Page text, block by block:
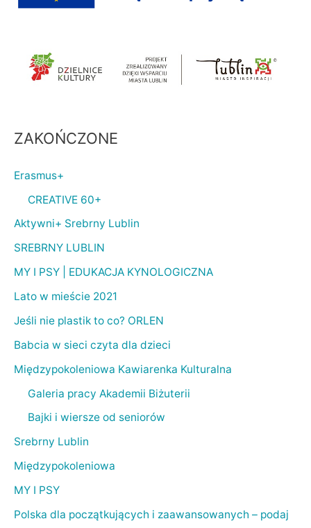
ZAKOŃCZONE
Erasmus+
CREATIVE 60+
Aktywni+ Srebrny Lublin
SREBRNY LUBLIN
MY I PSY | EDUKACJA KYNOLOGICZNA
Lato w mieście 2021
Jeśli nie plastik to co? ORLEN
Babcia w sieci czyta dla dzieci
Międzypokoleniowa Kawiarenka Kulturalna
Galeria pracy Akademii Biżuterii
Bajki i wiersze od seniorów
Srebrny Lublin
Międzypokoleniowa
MY I PSY
Polska dla początkujących i zaawansowanych – podaj